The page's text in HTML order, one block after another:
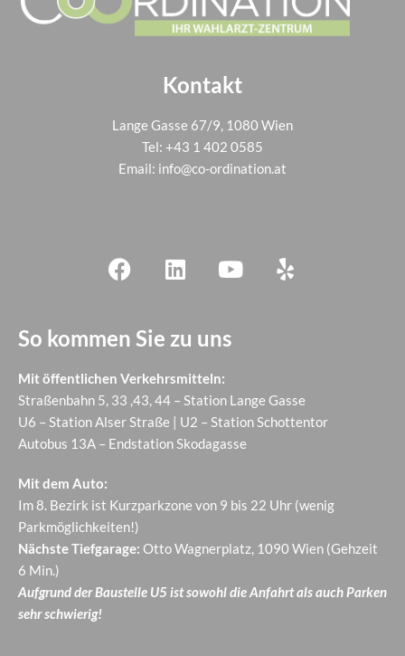
Kontakt
Lange Gasse 67/9, 1080 Wien
Tel: +43 1 402 0585
Email: info@co-ordination.at
So kommen Sie zu uns
Mit öffentlichen Verkehrsmitteln:
Straßenbahn 5, 33 ,43, 44 – Station Lange Gasse
U6 – Station Alser Straße | U2 – Station Schottentor
Autobus 13A – Endstation Skodagasse
Mit dem Auto:
Im 8. Bezirk ist Kurzparkzone von 9 bis 22 Uhr (wenig
Parkmöglichkeiten!)
Nächste Tiefgarage: Otto Wagnerplatz, 1090 Wien (Gehzeit
6 Min.)
Aufgrund der Baustelle U5 ist sowohl die Anfahrt als auch Parken
sehr schwierig!